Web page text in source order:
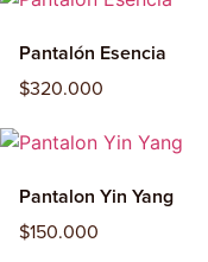
Pantalón Esencia
$320.000
Pantalon Yin Yang
$150.000